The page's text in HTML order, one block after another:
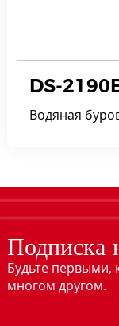
DS-
Водяная
Будьте первыми,
многом другом.